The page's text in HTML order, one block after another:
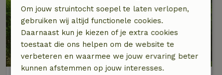
Om jouw struintocht soepel te laten verlopen,
gebruiken wij altijd functionele cookies.
Daarnaast kun je kiezen of je extra cookies
toestaat die ons helpen om de website te
verbeteren en waarmee we jouw ervaring beter
kunnen afstemmen op jouw interesses.